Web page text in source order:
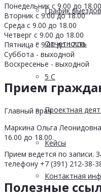
График
Отчетность
5 С
Проектная
Кейсы
Контактная
Понедельник с 9.00 до 18.00
Вторник с 9.00 до 18.00
Среда с 9.00 до 18.00
Четверг с 9.00 до 18.00
Пятница с 9.00 до 17.00
Суббота - выходной
Воскресенье - выходной
Прием
Главный врач
Маркина Ольга
16.00 до 18.00.
Прием ведется по записи.
телефону +7 (391) 212-38-
Полезные